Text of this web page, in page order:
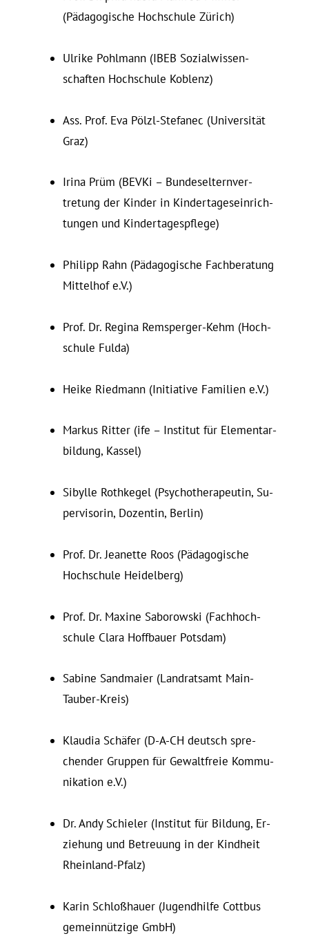
(Pädagogische Hoch­schule Zürich)
Ulrike Pohlmann (IBEB So­zi­al­wis­sen­
schaften Hoch­schule Koblenz)
Ass. Prof. Eva Pölzl-Stefanec (Universität
Graz)
Irina Prüm (BEVKi – Bun­des­el­tern­ver­
tretung der Kinder in Kin­der­ta­ges­ein­rich­
tungen und Kindertagespflege)
Philipp Rahn (Pädagogische Fach­be­ratung
Mit­telhof e.V.)
Prof. Dr. Regina Rem­s­perger-Kehm (Hoch­
schule Fulda)
Heike Riedmann (In­itiative Fa­milien e.V.)
Markus Ritter (ife – In­stitut für Ele­men­tar­
bildung, Kassel)
Si­bylle Roth­kegel (Psy­cho­the­ra­peutin, Su­
per­vi­sorin, Do­zentin, Berlin)
Prof. Dr. Jea­nette Roos (Pädagogische
Hoch­schule Heidelberg)
Prof. Dr. Maxine Sab­o­rowski (Fach­hoch­
schule Clara Hoff­bauer Potsdam)
Sabine Sand­maier (Land­ratsamt Main-
Tauber-Kreis)
Klaudia Schäfer (D‑A-CH deutsch spre­
chender Gruppen für Ge­walt­freie Kom­mu­
ni­kation e.V.)
Dr. Andy Schieler (In­stitut für Bildung, Er­
ziehung und Be­treuung in der Kindheit
Rheinland-Pfalz)
Karin Schloß­hauer (Ju­gend­hilfe Cottbus
gemeinnützige GmbH)